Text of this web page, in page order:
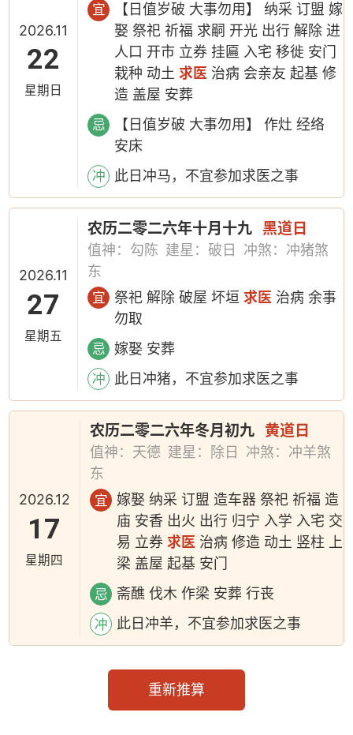
2026.11
22
星期日
宜
【日值岁破 大事勿用】 纳采 订盟 嫁
娶 祭祀 祈福 求嗣 开光 出行 解除 进
人口 开市 立券 挂匾 入宅 移徙 安门
栽种 动土求医 治病 会亲友 起基 修
造 盖屋 安葬
忌
【日值岁破 大事勿用】 作灶 经络
安床
冲 此日冲马，不宜参加求医之事
2026.11
27
星期五
农历二零二六年十月十九 黑道日
值神：勾陈 建星：破日
冲煞：冲猪煞
东
宜 祭祀 解除 破屋 坏垣求医 治病 余事
勿取
忌 嫁娶 安葬
冲 此日冲猪，不宜参加求医之事
2026.12
17
星期四
农历二零二六年冬月初九 黄道日
值神：天德 建星：除日
冲煞：冲羊煞
东
宜
嫁娶 纳采 订盟 造车器 祭祀 祈福 造
庙 安香 出火 出行 归宁 入学 入宅 交
易 立券求医 治病 修造 动土 竖柱 上
梁 盖屋 起基 安门
忌 斋醮 伐木 作梁 安葬 行丧
冲 此日冲羊，不宜参加求医之事
重新推算